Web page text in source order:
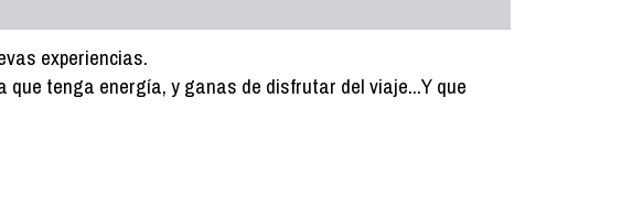
experiencias.
que tenga energía, y ganas de disfrutar del viaje...Y que